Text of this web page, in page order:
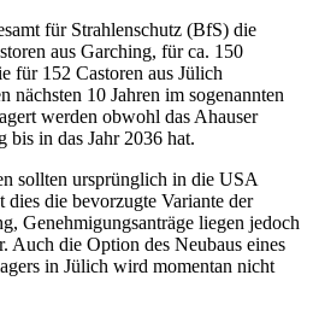
für Strahlenschutz (BfS) die
aus Garching, für ca. 150
für 152 Castoren aus Jülich
nächsten 10 Jahren im sogenannten
werden obwohl das Ahauser
bis in das Jahr 2036 hat.
sollten ursprünglich in die USA
die bevorzugte Variante der
Genehmigungsanträge liegen jedoch
Auch die Option des Neubaus eines
in Jülich wird momentan nicht